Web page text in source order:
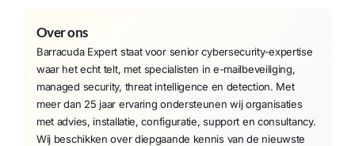
Over ons
Barracuda Expert staat voor senior cybersecurity-expertise
waar het echt telt, met specialisten in e-mailbeveiliging,
managed security, threat intelligence en detection. Met
meer dan 25 jaar ervaring ondersteunen wij organisaties
met advies, installatie, configuratie, support en consultancy.
Wij beschikken over diepgaande kennis van de nieuwste